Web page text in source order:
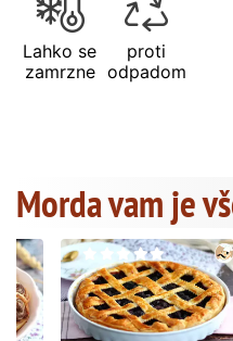
Lahko se
zamrzne
proti
odpadom
Morda vam je